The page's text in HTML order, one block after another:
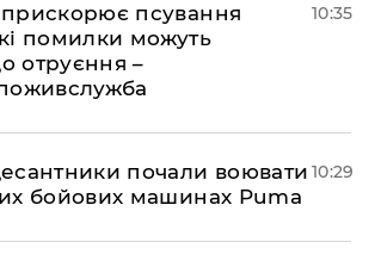
прискорює псування
помилки можуть
отруєння –
10:35
почали воювати
бойових машинах Puma
10:29